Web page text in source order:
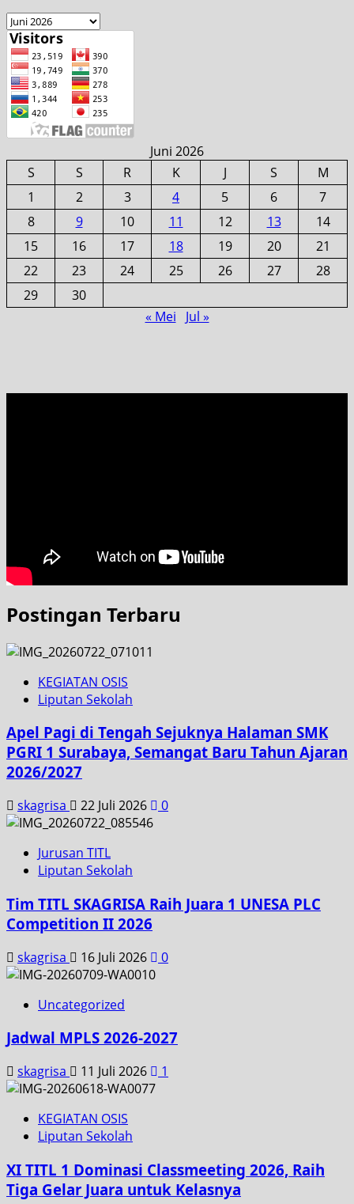
Juni 2026
S
S R K J S
M
1
2 3 4 5 6
7
8
9 10 11 12 13
14
15
16 17 18 19 20
21
22
23 24 25 26 27
28
29
30
« Mei
Jul »
Postingan Terbaru
KEGIATAN OSIS
Liputan Sekolah
Apel Pagi di Tengah Sejuknya Halaman SMK
PGRI 1 Surabaya, Semangat Baru Tahun Ajaran
2026/2027
skagrisa 22 Juli 2026 0
Jurusan TITL
Liputan Sekolah
Tim TITL SKAGRISA Raih Juara 1 UNESA PLC
Competition II 2026
skagrisa 16 Juli 2026 0
Uncategorized
Jadwal MPLS 2026-2027
skagrisa 11 Juli 2026 1
KEGIATAN OSIS
Liputan Sekolah
XI TITL 1 Dominasi Classmeeting 2026, Raih
Tiga Gelar Juara untuk Kelasnya